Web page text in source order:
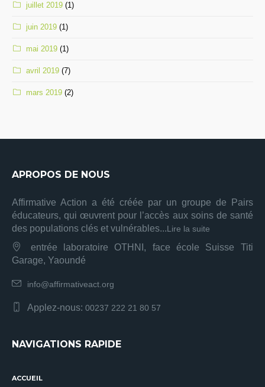
juillet 2019 (1)
juin 2019 (1)
mai 2019 (1)
avril 2019 (7)
mars 2019 (2)
APROPOS DE NOUS
Affirmative Action a été créée par un groupe de Pairs
éducateurs, qui œuvrent pour l’accès aux soins de santé
des populations clés et vulnérables...Lire la suite
entrée laboratoire OTHNI, face école Suisse Titi
Garage, Yaoundé
info@affirmativeact.org
Applez-nous:00237 222 21 80 57
NAVIGATIONS RAPIDE
ACCUEIL